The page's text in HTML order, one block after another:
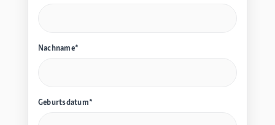
Nachname*
Geburtsdatum*